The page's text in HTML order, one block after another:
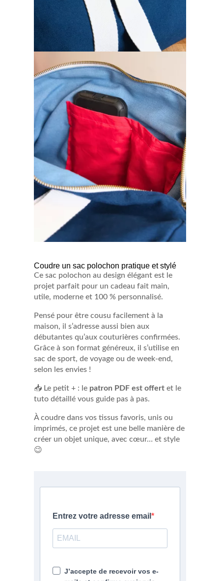
Coudre un sac polochon pratique et stylé
Ce sac polochon au design élégant est le
projet parfait pour un cadeau fait main,
utile, moderne et 100 % personnalisé.
Pensé pour être cousu facilement à la
maison, il s’adresse aussi bien aux
débutantes qu’aux couturières confirmées.
Grâce à son format généreux, il s’utilise en
sac de sport, de voyage ou de week-end,
selon les envies !
📥 Le petit + : le patron PDF est offertet le
tuto détaillé vous guide pas à pas.
À coudre dans vos tissus favoris, unis ou
imprimés, ce projet est une belle manière de
créer un objet unique, avec cœur… et style
😉
Entrez votre adresse email
J’accepte de recevoir vos e-